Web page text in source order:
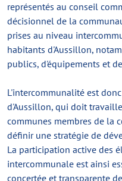
représentés au conseil
décisionnel de la
prises au niveau
habitants d'Aussillon,
publics, d'équipements et
L'intercommunalité est
d'Aussillon, qui doit
communes membres de la
définir une stratégie de
La participation active des
intercommunale est ainsi
concertée et transparente